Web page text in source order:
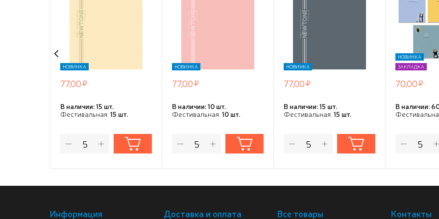
ламинация СОФТ ТАЧ
скругл.углы
НОВИНКА
77,00
В наличии: 15 шт.
Фестивальная: 15 шт.
ламинация СОФТ ТАЧ
скругл.углы
НОВИНКА
77,00
В наличии: 10 шт.
Фестивальная: 10 шт.
ламинация СОФТ ТАЧ
скругл.углы
НОВИНКА
77,00
В наличии: 15 шт.
Фестивальная: 15 шт.
НОВИНКА
ЗАКЛАДКА
70,00
В наличии:
Информация Доставка и оплата Все товары Контакты